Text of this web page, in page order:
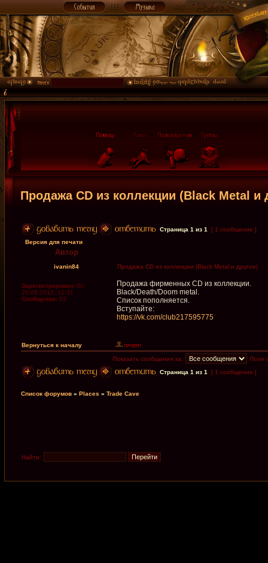
Продажа CD из коллекции (Black Metal и
Страница 1 из 1
[ 1 сообщение ]
Версия для печати
Автор
ivanin84 Продажа CD из коллекции (Black Metal и другое)
Зарегистрирован: Вс
26.08.2012, 12:31
Сообщения: 53
Продажа фирменных CD из коллекции.
Black/Death/Doom metal.
Список пополняется.
Вступайте:
https://vk.com/club217595775
Вернуться к началу
Показать сообщения за:
Поле
Страница 1 из 1 [ 1 сообщение ]
Список форумов » Places » Trade Cave
Найти: